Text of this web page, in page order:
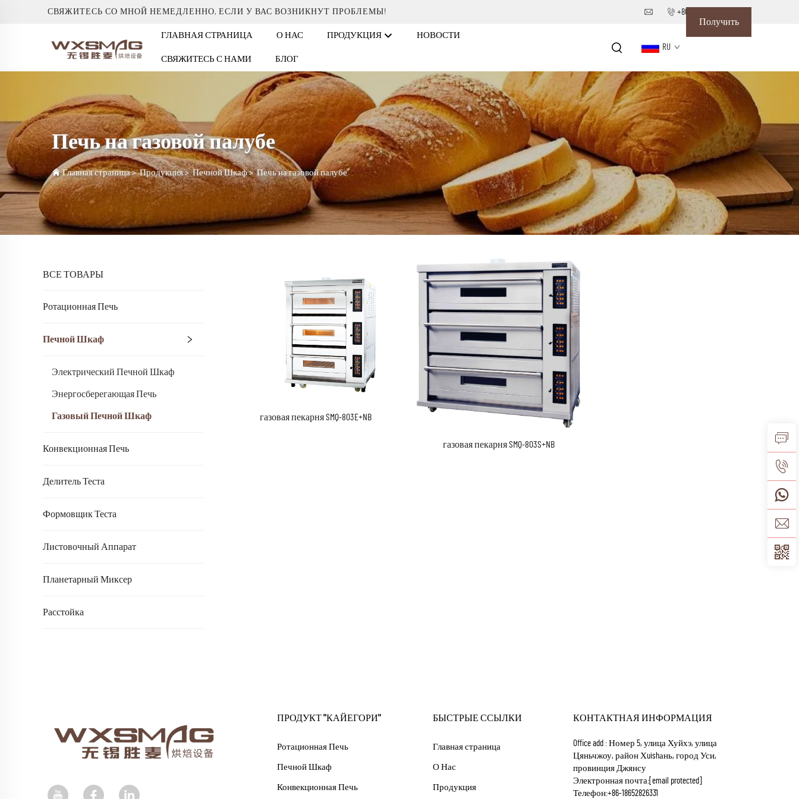
СВЯЖИТЕСЬ СО МНОЙ НЕМЕДЛЕННО, ЕСЛИ У ВАС ВОЗНИКНУТ ПРОБЛЕМЫ! +86-18652826331
ГЛАВНАЯ СТРАНИЦА О НАС ПРОДУКЦИЯ НОВОСТИ
СВЯЖИТЕСЬ С НАМИ БЛОГ
RU
Получить
предложение
Печь на газовой палубе
Главная страница>Продукция>Печной Шкаф>Печь на газовой палубе
ВСЕ ТОВАРЫ
Ротационная Печь
Печной Шкаф
Электрический Печной Шкаф
Энергосберегающая Печь
Газовый Печной Шкаф
Конвекционная Печь
Делитель Теста
Формовщик Теста
Листовочный Аппарат
Планетарный Миксер
Расстойка
газовая пекарня SMQ-803E+NB
газовая пекарня SMQ-803S+NB
ПРОДУКТ "КАЙЕГОРИ"
Ротационная Печь
Печной Шкаф
Конвекционная Печь
БЫСТРЫЕ ССЫЛКИ
Главная страница
О Нас
Продукция
КОНТАКТНАЯ ИНФОРМАЦИЯ
Office add : Номер 5, улица Хуйхэ, улица
Цяньчжоу, район Хuishань, город Уси,
провинция Джянсу
Электронная почта:[email protected]
Телефон:+86-18652826331